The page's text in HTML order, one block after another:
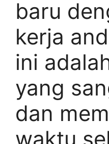
baru
kerja
ini
yang
dan
waktu